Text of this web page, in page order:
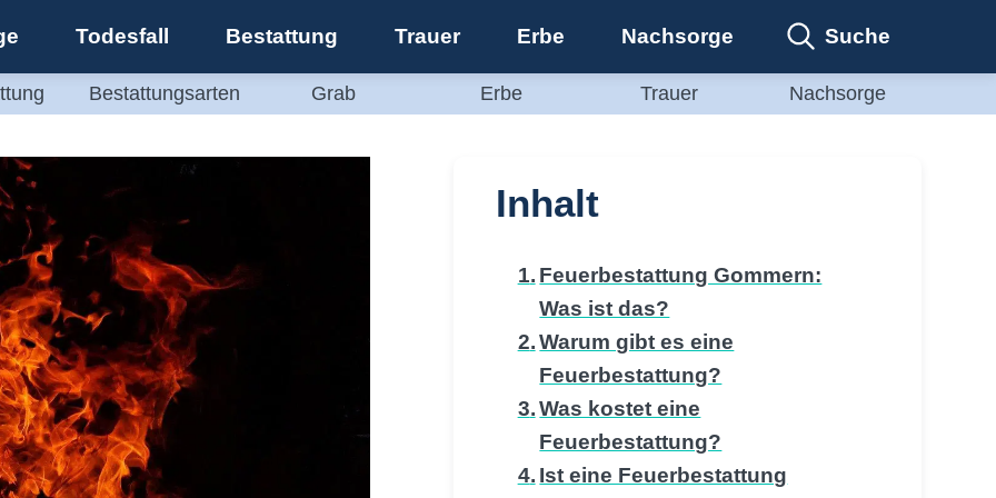
Todesfall Bestattung Trauer Erbe Nachsorge Suche
Bestattungsarten Grab Erbe Trauer Nachsorge
Inhalt
Feuerbestattung Gommern:
Was ist das?
Warum gibt es eine
Feuerbestattung?
Was kostet eine
Feuerbestattung?
Ist eine Feuerbestattung